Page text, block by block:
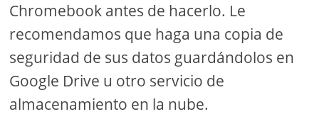
Chromebook antes de hacerlo. Le
recomendamos que haga una copia de
seguridad de sus datos guardándolos en
Google Drive u otro servicio de
almacenamiento en la nube.